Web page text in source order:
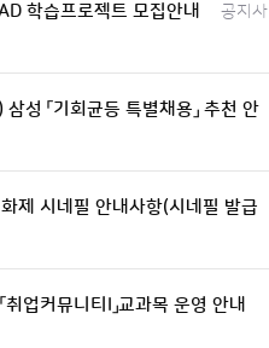
학습프로젝트 모집안내
공지사
성 「기회균등 특별채용」 추천 안
제 시네필 안내사항(시네필 발급
업커뮤니티I」교과목 운영 안내